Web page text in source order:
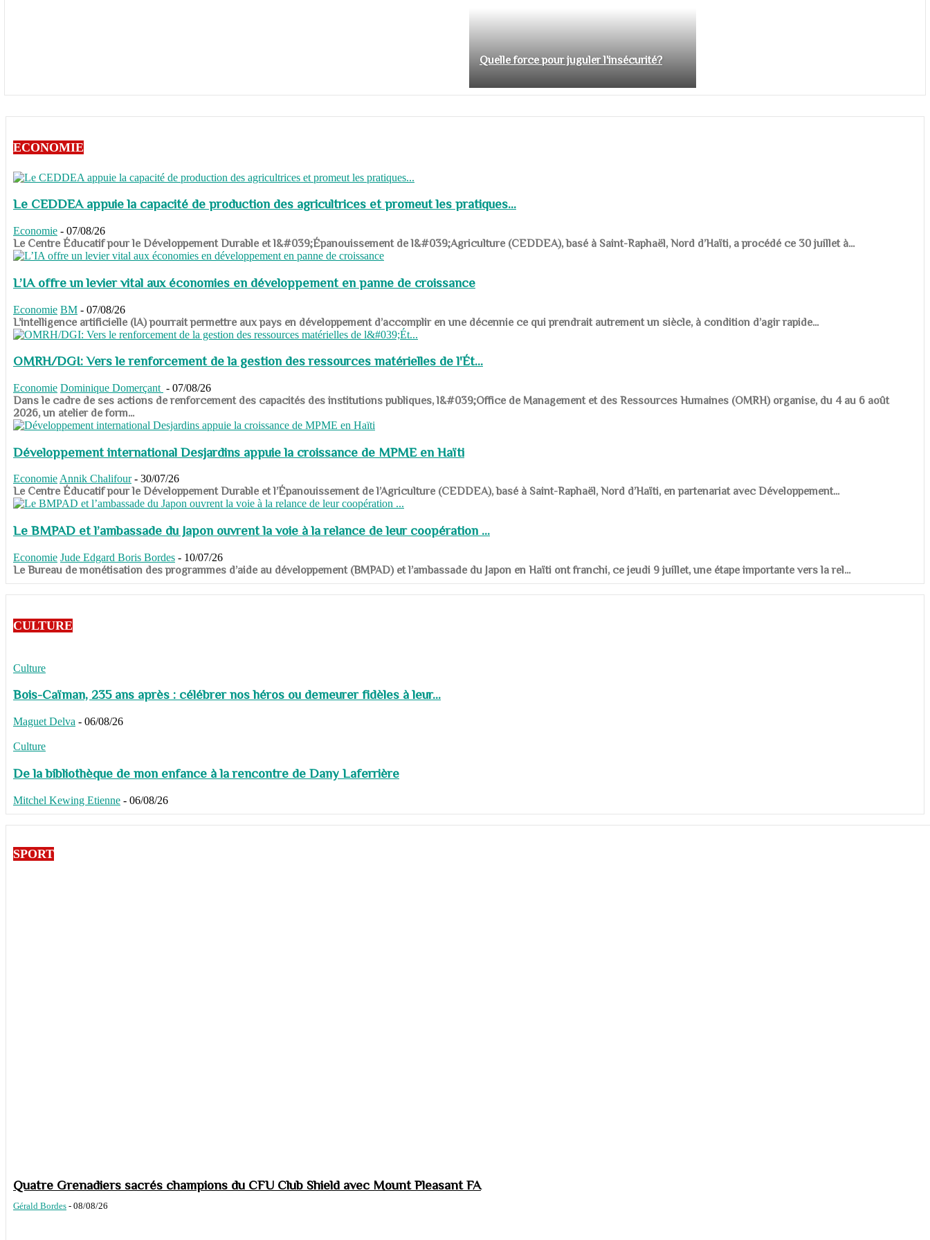
Quelle force pour juguler l'insécurité?
ECONOMIE
Le CEDDEA appuie la capacité de production des agricultrices et promeut les pratiques...
Economie - 07/08/26
​​​​​​​Le Centre Éducatif pour le Développement Durable et l&#039;Épanouissement de l&#039;Agriculture (CEDDEA), basé à Saint-Raphaël, Nord d’Haïti, a procédé ce 30 juillet à...
L’IA offre un levier vital aux économies en développement en panne de croissance
Economie BM - 07/08/26
​​​​​​​L’intelligence artificielle (IA) pourrait permettre aux pays en développement d’accomplir en une décennie ce qui prendrait autrement un siècle, à condition d’agir rapide...
OMRH/DGI: Vers le renforcement de la gestion des ressources matérielles de l'Ét...
Economie Dominique Domerçant - 07/08/26
Dans le cadre de ses actions de renforcement des capacités des institutions publiques, l&#039;Office de Management et des Ressources Humaines (OMRH) organise, du 4 au 6 août
2026, un atelier de form...
Développement international Desjardins appuie la croissance de MPME en Haïti
Economie Annik Chalifour - 30/07/26
​​​​​​​Le Centre Éducatif pour le Développement Durable et l’Épanouissement de l’Agriculture (CEDDEA), basé à Saint-Raphaël, Nord d’Haïti, en partenariat avec Développement...
Le BMPAD et l’ambassade du Japon ouvrent la voie à la relance de leur coopération ...
Economie Jude Edgard Boris Bordes - 10/07/26
​​​​​​​Le Bureau de monétisation des programmes d’aide au développement (BMPAD) et l’ambassade du Japon en Haïti ont franchi, ce jeudi 9 juillet, une étape importante vers la rel...
CULTURE
Culture
Bois-Caïman, 235 ans après : célébrer nos héros ou demeurer fidèles à leur...
Maguet Delva - 06/08/26
Culture
De la bibliothèque de mon enfance à la rencontre de Dany Laferrière
Mitchel Kewing Etienne - 06/08/26
SPORT
Quatre Grenadiers sacrés champions du CFU Club Shield avec Mount Pleasant FA
Gérald Bordes - 08/08/26